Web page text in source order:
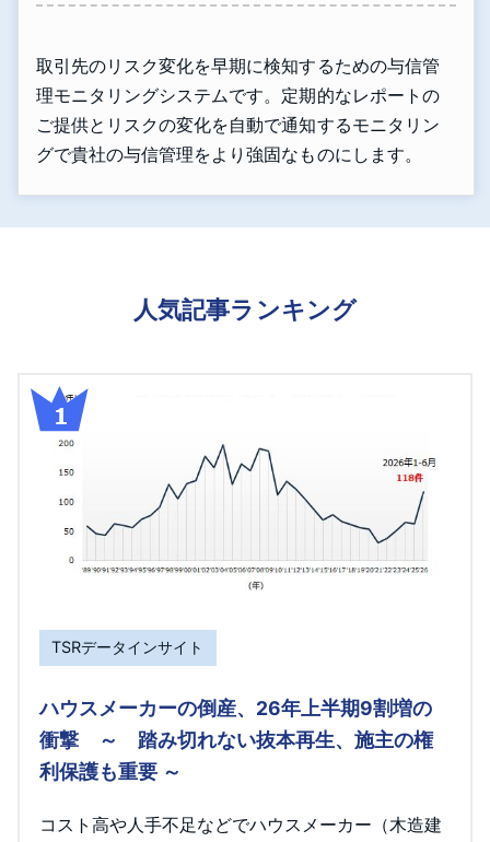
取引先のリスク変化を早期に検知するための与信管
理モニタリングシステムです。定期的なレポートの
ご提供とリスクの変化を自動で通知するモニタリン
グで貴社の与信管理をより強固なものにします。
人気記事ランキング
TSRデータインサイト
ハウスメーカーの倒産、26年上半期9割増の
衝撃 ～ 踏み切れない抜本再生、施主の権
利保護も重要 ～
コスト高や人手不足などでハウスメーカー（木造建